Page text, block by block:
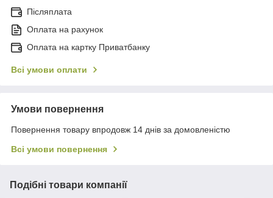
Післяплата
Оплата на рахунок
Оплата на картку Приватбанку
Всі умови оплати
Умови повернення
Повернення товару впродовж 14 днів за домовленістю
Всі умови повернення
Подібні товари компанії